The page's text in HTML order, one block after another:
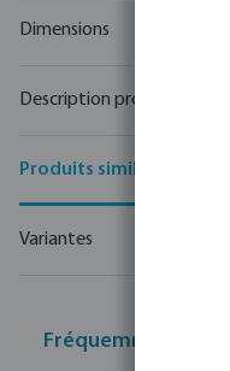
Dimensions
Description produit
Produits similaires
Variantes
Fréquemment